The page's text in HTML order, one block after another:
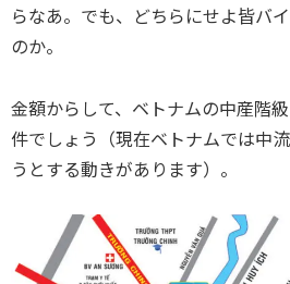
らなあ。でも、どちらにせよ皆バ
のか。
金額からして、ベトナムの中産階
件でしょう（現在ベトナムでは中
うとする動きがあります）。